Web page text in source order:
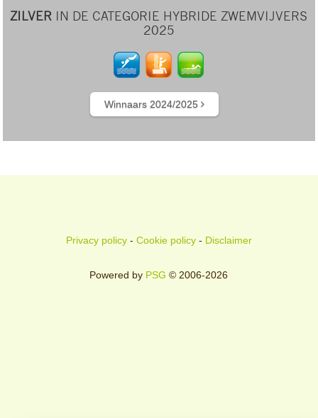
ZILVER IN DE CATEGORIE HYBRIDE ZWEMVIJVERS
2025
Winnaars 2024/2025
Privacy policy- Cookie policy- Disclaimer
Powered by PSG © 2006-2026